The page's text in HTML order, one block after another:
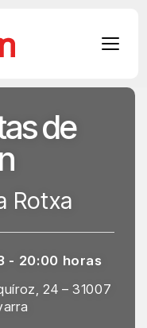
de
Rotxa
- 20:00 horas
24 – 31007